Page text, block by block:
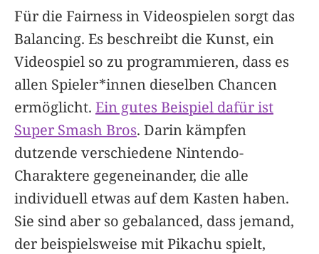
Für die Fairness in Videospielen sorgt das
Balancing. Es beschreibt die Kunst, ein
Videospiel so zu programmieren, dass es
allen Spieler*innen dieselben Chancen
ermöglicht. Ein gutes Beispiel dafür ist
Super Smash Bros. Darin kämpfen
dutzende verschiedene Nintendo-
Charaktere gegeneinander, die alle
individuell etwas auf dem Kasten haben.
Sie sind aber so gebalanced, dass jemand,
der beispielsweise mit Pikachu spielt,